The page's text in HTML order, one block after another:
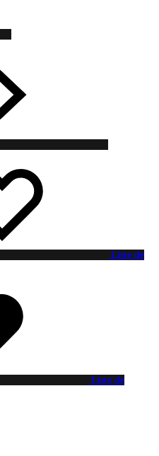
Liste de
Liste de